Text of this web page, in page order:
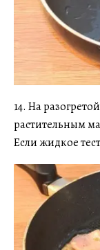
14. На
растительным
Если жидкое